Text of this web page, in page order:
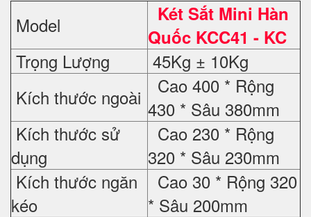
Model
Két Sắt Mini Hàn
Quốc KCC41 - KC
Trọng Lượng
45Kg ± 10Kg
Kích thước ngoài
Cao 400 * Rộng
430 * Sâu 380mm
Kích thước sử
dụng
Cao 230 * Rộng
320 * Sâu 230mm
Kích thước ngăn
kéo
Cao 30 * Rộng 320
* Sâu 200mm